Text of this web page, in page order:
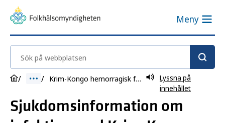
Meny
Sök på webbplatsen
Krim-Kongo hemorragisk feber
Lyssna på
innehållet
Sjukdomsinformation om